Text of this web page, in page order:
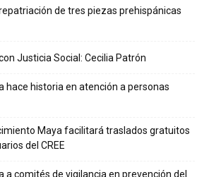
repatriación de tres piezas prehispánicas
Justicia Social: Cecilia Patrón
hace historia en atención a personas
Maya facilitará traslados gratuitos
del CREE
a comités de vigilancia en prevención del